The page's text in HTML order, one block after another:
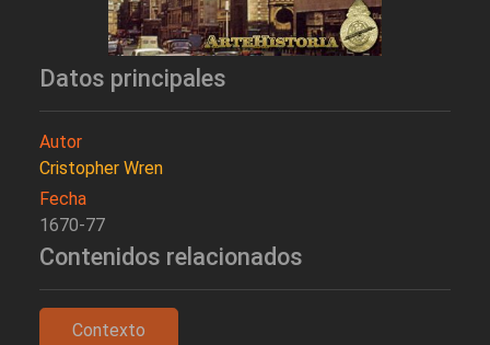
Datos principales
Autor
Cristopher Wren
Fecha
1670-77
Contenidos relacionados
Contexto